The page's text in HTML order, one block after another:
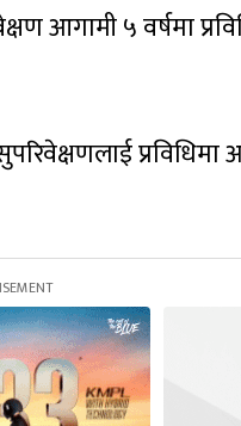
आगामी ५ वर्षमा